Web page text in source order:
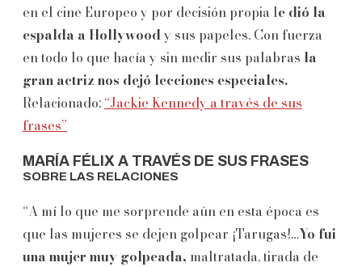
en el cine Europeo y por decisión propia le dió la
espalda a Hollywood y sus papeles. Con fuerza
en todo lo que hacía y sin medir sus palabras la
gran actriz nos dejó lecciones especiales.
Relacionado: “Jackie Kennedy a través de sus
frases”
MARÍA FÉLIX A TRAVÉS DE SUS FRASES
SOBRE LAS RELACIONES
“A mí lo que me sorprende aún en esta época es
que las mujeres se dejen golpear ¡Tarugas!…Yo fui
una mujer muy golpeada, maltratada, tirada de